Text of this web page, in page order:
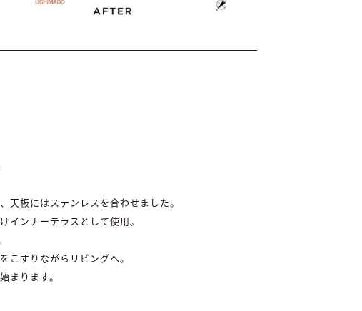
板にはステンレスを合わせました。
インナーテラスとして使用。
こすりながらリビングへ。
まります。